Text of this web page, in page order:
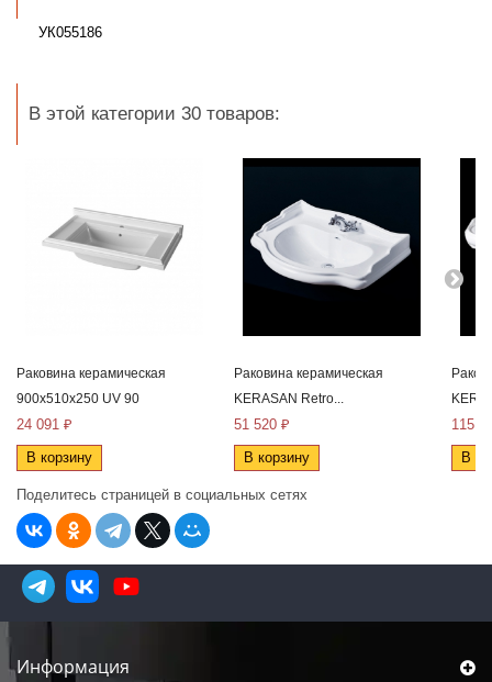
УК055186
В этой категории 30 товаров:
Раковина керамическая
900x510x250 UV 90
24 091 ₽
В корзину
Раковина керамическая
KERASAN Retro...
51 520 ₽
В корзину
115
В
Поделитесь страницей в социальных сетях
Информация